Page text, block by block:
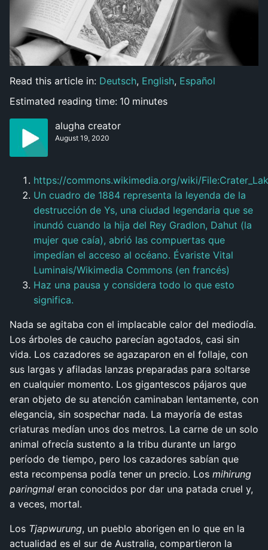
Read this article in: Deutsch, English, Español
Estimated reading time: 10 minutes
alugha creator
August 19, 2020
https://commons.wikimedia.org/wiki/
Un cuadro de 1884 representa la leyenda de la
destrucción de Ys, una ciudad legendaria que se
inundó cuando la hija del Rey Gradlon, Dahut (la
mujer que caía), abrió las compuertas que
impedían el acceso al océano. Évariste Vital
Luminais/Wikimedia Commons (en francés)
Haz una pausa y considera todo lo que esto
significa.
Nada se agitaba con el implacable calor del mediodía.
Los árboles de caucho parecían agotados, casi sin
vida. Los cazadores se agazaparon en el follaje, con
sus largas y afiladas lanzas preparadas para soltarse
en cualquier momento. Los gigantescos pájaros que
eran objeto de su atención caminaban lentamente, con
elegancia, sin sospechar nada. La mayoría de estas
criaturas medían unos dos metros. La carne de un solo
animal ofrecía sustento a la tribu durante un largo
período de tiempo, pero los cazadores sabían que
esta recompensa podía tener un precio. Los mihirung
paringmal eran conocidos por dar una patada cruel y,
a veces, mortal.
Los Tjapwurung, un pueblo aborigen en lo que en la
actualidad es el sur de Australia, compartieron la